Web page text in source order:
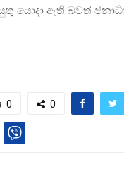
යොදා ඇති බවත්
0 0